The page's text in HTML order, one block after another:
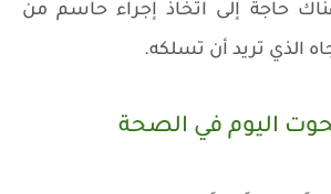
حاجة إلى اتخاذ إجراء حاسم من
الذي تريد أن تسلكه.
اليوم في الصحة